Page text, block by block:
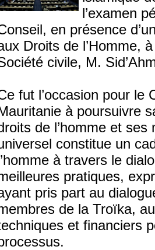
l’examen
en présence
Droits de l’Homme,
civile, M.
fut l’occasion pour le
à poursuivre
de l’homme et ses
constitue un
à travers le
pratiques,
pris part au
de la Troïka,
et financiers